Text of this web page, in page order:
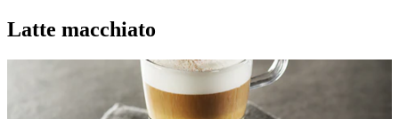
Latte macchiato